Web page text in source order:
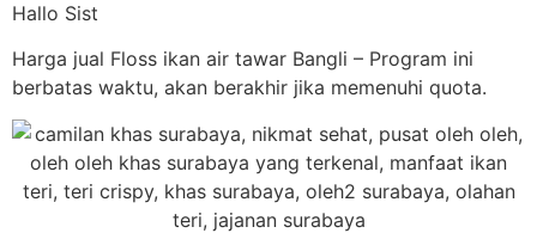
Hallo Sist
Harga jual Floss ikan air tawar Bangli – Program ini
berbatas waktu, akan berakhir jika memenuhi quota.